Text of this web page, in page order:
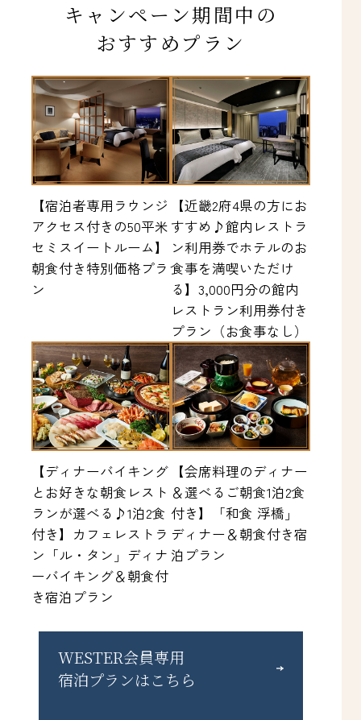
キャンペーン期間中の
おすすめプラン
【宿泊者専用ラウンジ
アクセス付きの50平米
セミスイートルーム】
朝食付き特別価格プラ
ン
【近畿2府4県の方にお
すすめ♪館内レストラ
ン利用券でホテルのお
食事を満喫いただけ
る】3,000円分の館内
レストラン利用券付き
プラン（お食事なし）
【ディナーバイキング
とお好きな朝食レスト
ランが選べる♪1泊2食
付き】カフェレストラ
ン「ル・タン」ディナ
ーバイキング＆朝食付
き宿泊プラン
【会席料理のディナー
＆選べるご朝食1泊2食
付き】「和食 浮橋」
ディナー＆朝食付き宿
泊プラン
WESTER会員専用
宿泊プランはこちら